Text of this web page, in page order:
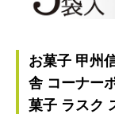
お菓子 甲州
舎 コーナー
菓子 ラスク